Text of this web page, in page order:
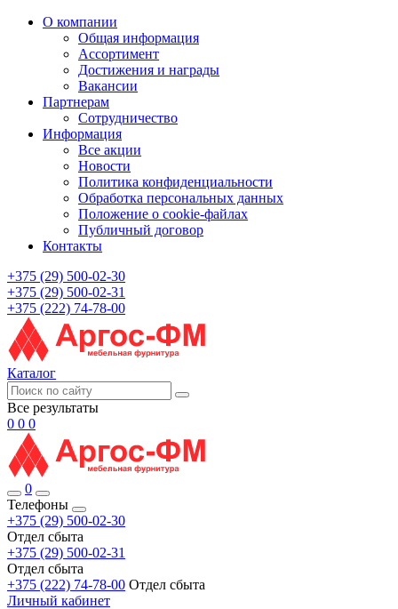
О компании
Общая информация
Ассортимент
Достижения и награды
Вакансии
Партнерам
Сотрудничество
Информация
Все акции
Новости
Политика конфиденциальности
Обработка персональных данных
Положение о cookie-файлах
Публичный договор
Контакты
+375 (29) 500-02-30
+375 (29) 500-02-31
+375 (222) 74-78-00
Каталог
Все результаты
0 0 0
0
Телефоны
+375 (29) 500-02-30
Отдел сбыта
+375 (29) 500-02-31
Отдел сбыта
+375 (222) 74-78-00 Отдел сбыта
Личный кабинет